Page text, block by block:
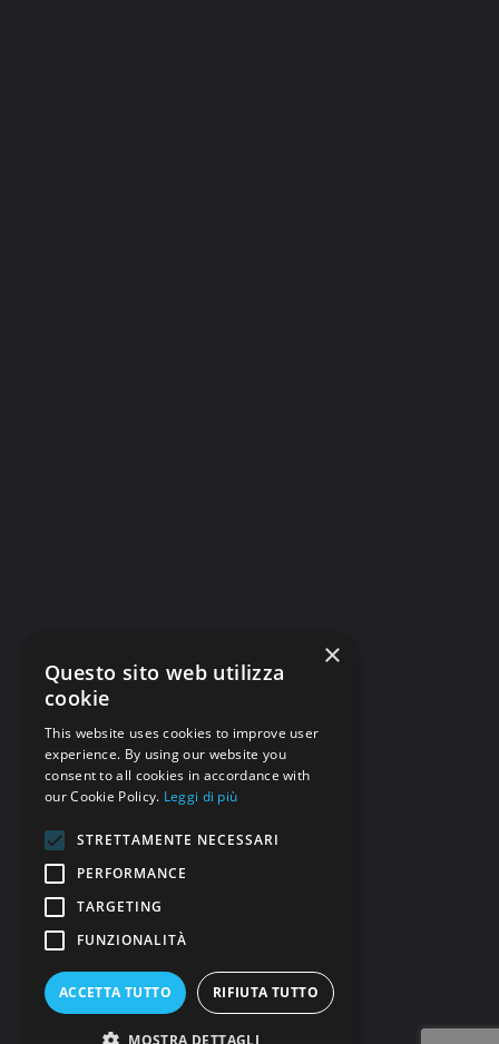
×
Questo sito web utilizza
cookie
This website uses cookies to improve user
experience. By using our website you
consent to all cookies in accordance with
our Cookie Policy. Leggi di più
STRETTAMENTE NECESSARI
PERFORMANCE
TARGETING
FUNZIONALITÀ
ACCETTA TUTTO RIFIUTA TUTTO
MOSTRA DETTAGLI